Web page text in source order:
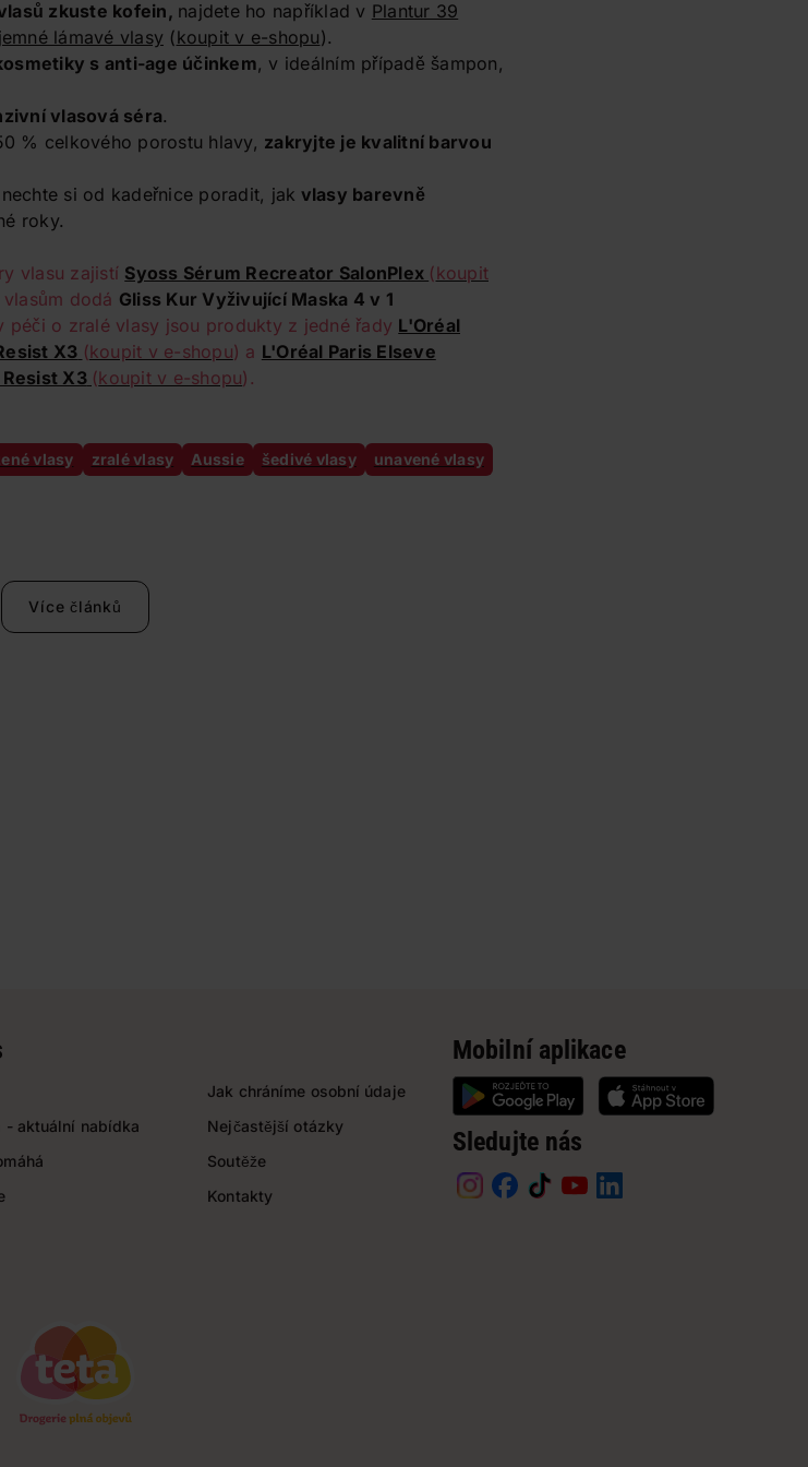
zkuste kofein, najdete ho například v Plantur 39
lámavé vlasy (koupit v e-shopu).
s anti-age účinkem, v ideálním případě šampon,
vlasová séra.
% celkového porostu hlavy, zakryjte je kvalitní barvou
si od kadeřnice poradit, jak vlasy barevně
roky.
vlasu zajistí Syoss Sérum Recreator SalonPlex (koupit
dodá Gliss Kur Vyživující Maska 4 v 1
péči o zralé vlasy jsou produkty z jedné řady L'Oréal
X3 (koupit v e-shopu) a L'Oréal Paris Elseve
X3 (koupit v e-shopu).
vlasy zralé vlasy Aussie šedivé vlasy unavené vlasy
Více článků
- aktuální nabídka
Jak chráníme osobní údaje
Nejčastější otázky
Soutěže
Kontakty
Mobilní aplikace
Sledujte nás